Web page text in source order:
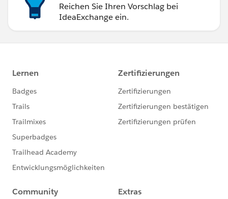
Reichen Sie Ihren Vorschlag bei
IdeaExchange ein.